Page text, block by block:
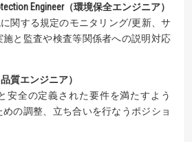
Engineer（環境保全エンジニア）
に関する規定のモニタリング/更新、サ
と監査や検査等関係者への説明対応
質エンジニア）
安全の定義された要件を満たすよう
の調整、立ち合いを行なうポジショ